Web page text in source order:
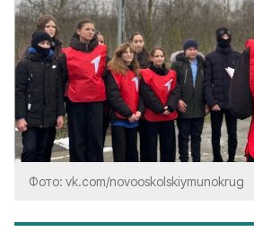
Фото: vk.com/novooskolskiymunokrug